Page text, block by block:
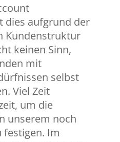
dies aufgrund der
Kundenstruktur
keinen Sinn,
mit
selbst
Viel Zeit
um die
unserem noch
festigen. Im